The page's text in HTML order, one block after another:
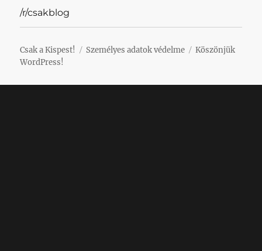
/r/csakblog
Csak a Kispest! Személyes adatok védelme
Köszönjük
WordPress!